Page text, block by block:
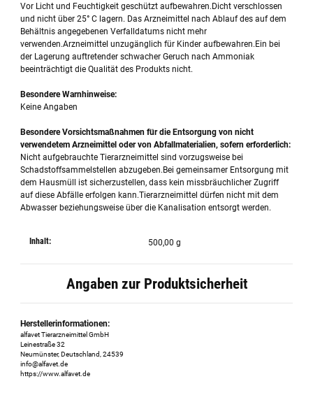
Vor Licht und Feuchtigkeit geschützt aufbewahren.Dicht verschlossen
und nicht über 25° C lagern. Das Arzneimittel nach Ablauf des auf dem
Behältnis angegebenen Verfalldatums nicht mehr
verwenden.Arzneimittel unzugänglich für Kinder aufbewahren.Ein bei
der Lagerung auftretender schwacher Geruch nach Ammoniak
beeinträchtigt die Qualität des Produkts nicht.
Besondere Warnhinweise:
Keine Angaben
Besondere Vorsichtsmaßnahmen für die Entsorgung von nicht
verwendetem Arzneimittel oder von Abfallmaterialien, sofern erforderlich:
Nicht aufgebrauchte Tierarzneimittel sind vorzugsweise bei
Schadstoffsammelstellen abzugeben.Bei gemeinsamer Entsorgung mit
dem Hausmüll ist sicherzustellen, dass kein missbräuchlicher Zugriff
auf diese Abfälle erfolgen kann.Tierarzneimittel dürfen nicht mit dem
Abwasser beziehungsweise über die Kanalisation entsorgt werden.
Inhalt: 500,00 g
Angaben zur Produktsicherheit
Herstellerinformationen:
alfavet Tierarzneimittel GmbH
Leinestraße 32
Neumünster, Deutschland, 24539
info@alfavet.de
https://www.alfavet.de